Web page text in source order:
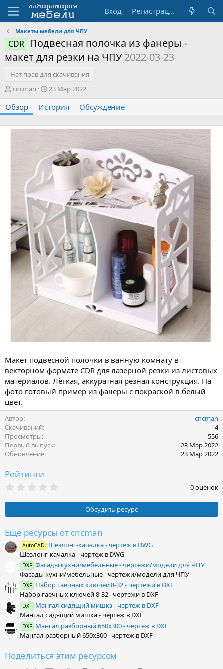
Вход Регистрация
Макеты мебели для ЧПУ
CDR
Подвесная полочка из фанеры -
макет для резки на ЧПУ2022-03-23
Нет прав для скачивания
А
т
о
р
cncman
Д
т
а
с
а
и
23 Мар 2022
Обзор История Обсуждение
Макет подвесной полочки в ванную комнату в
векторном формате CDR для лазерной резки из листовых
материалов. Лёгкая, аккуратная резная конструкция. На
фото готовый пример из фанеры с покраской в белый
цвет.
Автор
cncman
Скачиваний
4
Просмотры
556
Первый выпуск
23 Мар 2022
Обновление
23 Мар 2022
Рейтинги
0
з
ё
з
д
0 оценок
Обсудить ресурс
Ещё ресурсы от cncman
AutoCAD
Шезлонг-качалка - чертеж в DWG
Шезлонг-качалка - чертеж в DWG
DXF Фасады кухни/мебельные - чертежи/модели для ЧПУ
Фасады кухни/мебельные - чертежи/модели для ЧПУ
DXF Набор гаечных ключей 8-32 - чертежи в DXF
Набор гаечных ключей 8-32 - чертежи в DXF
DXF Мангал сидящий мишка - чертеж в DXF
Мангал сидящий мишка - чертеж в DXF
DXF Мангал разборный 650х300 - чертеж в DXF
Мангал разборный 650х300 - чертеж в DXF
Поделиться этим ресурсом